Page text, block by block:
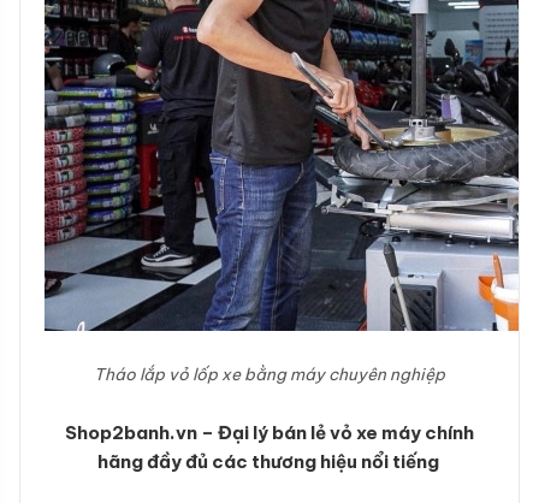
Tháo lắp vỏ lốp xe bằng máy chuyên nghiệp
Shop2banh.vn – Đại lý bán lẻ vỏ xe máy chính
hãng đầy đủ các thương hiệu nổi tiếng